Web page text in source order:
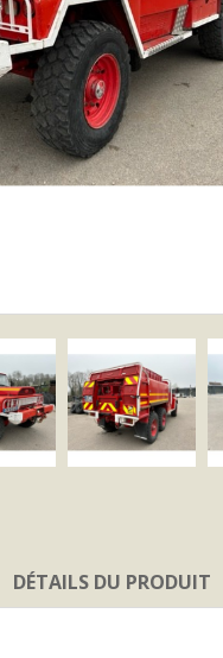
DÉTAILS DU PRODUIT